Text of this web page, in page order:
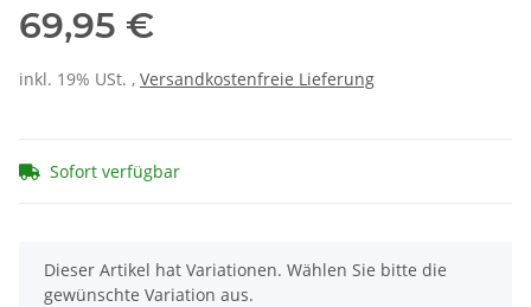
69,95 €
inkl. 19% USt. , Versandkostenfreie Lieferung
Sofort verfügbar
x
Dieser Artikel hat Variationen. Wählen Sie bitte die
gewünschte Variation aus.